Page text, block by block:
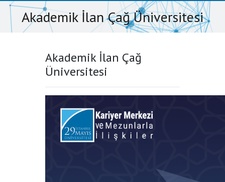
Akademik İlan Çağ Üniversitesi
Akademik İlan Çağ
Üniversitesi